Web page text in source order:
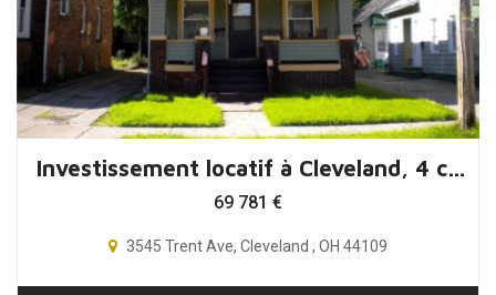
Investissement locatif à Cleveland, 4 chambres, Ohio, USA
69 781 €
3545 Trent Ave, Cleveland , OH 44109